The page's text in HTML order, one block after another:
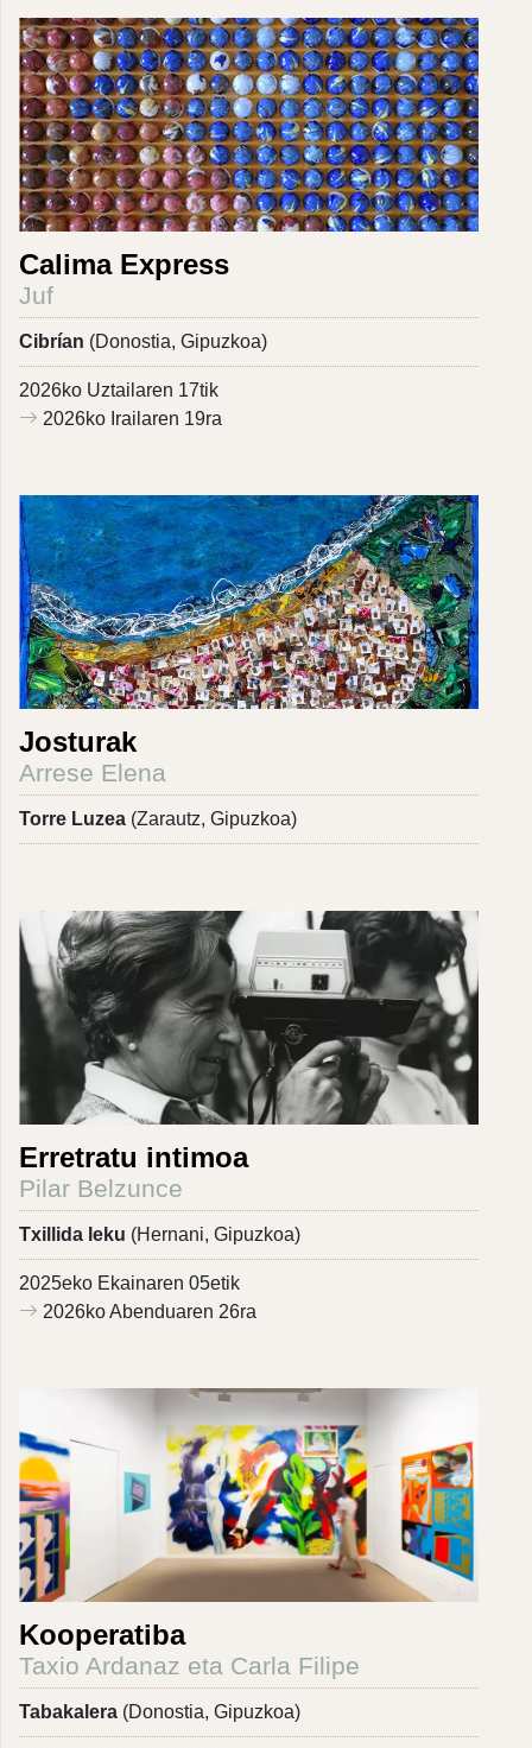
Calima Express
Juf
Cibrían (Donostia, Gipuzkoa)
2026ko Uztailaren 17tik
2026ko Irailaren 19ra
Josturak
Arrese Elena
Torre Luzea (Zarautz, Gipuzkoa)
Erretratu intimoa
Pilar Belzunce
Txillida leku (Hernani, Gipuzkoa)
2025eko Ekainaren 05etik
2026ko Abenduaren 26ra
Kooperatiba
Taxio Ardanaz eta Carla Filipe
Tabakalera (Donostia, Gipuzkoa)